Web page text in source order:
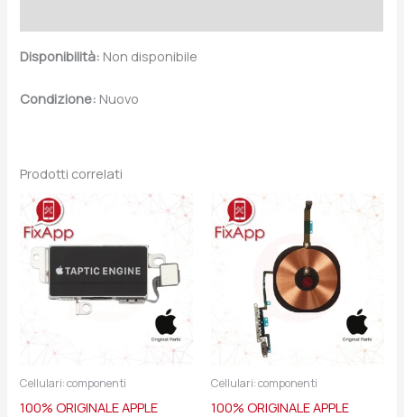
Disponibilità: Non disponibile
Condizione: Nuovo
Prodotti correlati
Cellulari: componenti
100% ORIGINALE APPLE
Cellulari: componenti
100% ORIGINALE APPLE